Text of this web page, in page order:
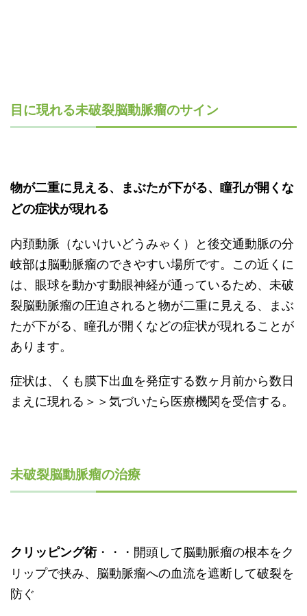
目に現れる未破裂脳動脈瘤のサイン
物が二重に見える、まぶたが下がる、瞳孔が開くな
どの症状が現れる
内頚動脈（ないけいどうみゃく）と後交通動脈の分
岐部は脳動脈瘤のできやすい場所です。この近くに
は、眼球を動かす動眼神経が通っているため、未破
裂脳動脈瘤の圧迫されると物が二重に見える、まぶ
たが下がる、瞳孔が開くなどの症状が現れることが
あります。
症状は、くも膜下出血を発症する数ヶ月前から数日
まえに現れる＞＞気づいたら医療機関を受信する。
未破裂脳動脈瘤の治療
クリッピング術・・・開頭して脳動脈瘤の根本をク
リップで挟み、脳動脈瘤への血流を遮断して破裂を
防ぐ